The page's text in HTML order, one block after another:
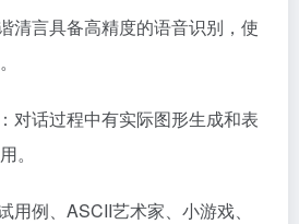
清言具备高精度的语音识别，使
：对话过程中有实际图形生成和表
。
用例、ASCII艺术家、小游戏、